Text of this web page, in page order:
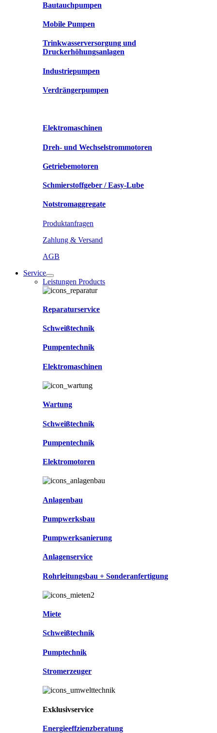
Bautauchpumpen
Mobile Pumpen
Trinkwasserversorgung und
Druckerhöhungsanlagen
Industriepumpen
Verdrängerpumpen
Elektromaschinen
Dreh- und Wechselstrommotoren
Getriebemotoren
Schmierstoffgeber / Easy-Lube
Notstromaggregate
Produktanfragen
Zahlung & Versand
AGB
Service
Leistungen Products
Reparaturservice
Schweißtechnik
Pumpentechnik
Elektromaschinen
Wartung
Schweißtechnik
Pumpentechnik
Elektromotoren
Anlagenbau
Pumpwerksbau
Pumpwerksanierung
Anlagenservice
Rohrleitungsbau + Sonderanfertigung
Miete
Schweißtechnik
Pumptechnik
Stromerzeuger
Exklusivservice
Energieeffzienzberatung